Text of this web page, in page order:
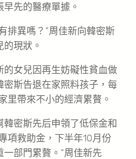
先的醫療單據。
排異嗎？”周佳新向韓密斯
的現狀。
的女兒因再生妨礙性貧血做
斯告退在家照料孩子，每
里帶來不小的經濟累贅。
密斯先后申領了低保金和
項救助金，下半年10月份
部門累贅。”周佳新先